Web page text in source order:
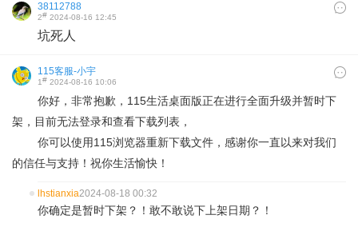
38112788
2# 2024-08-16 12:45
坑死人
115客服-小宇
1# 2024-08-16 10:06
你好，非常抱歉，115生活桌面版正在进行全面升级并暂时下
架，目前无法登录和查看下载列表，
你可以使用115浏览器重新下载文件，感谢你一直以来对我们
的信任与支持！祝你生活愉快！
lhstianxia2024-08-18 00:32
你确定是暂时下架？！敢不敢说下上架日期？！